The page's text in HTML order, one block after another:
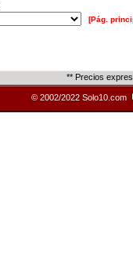
[Pág.
** Precios
© 2002/2022 Solo10.com